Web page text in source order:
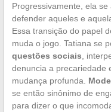
Progressivamente, ela
defender aqueles e
Essa transição do papel
muda o jogo. Tatiana se
questões sociais ,
denuncia a precariedade
mudança profunda.
se então sinônimo de
para dizer o que